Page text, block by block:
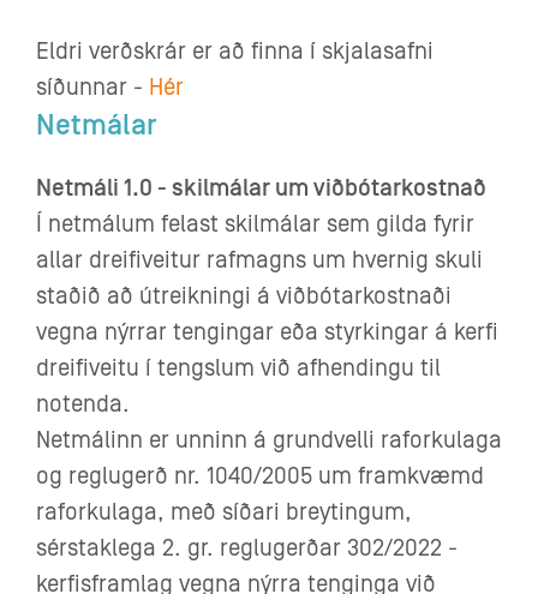
Eldri verðskrár er að finna í skjalasafni
síðunnar - Hér
Netmálar
Netmáli 1.0 - skilmálar um viðbótarkostnað
Í netmálum felast skilmálar sem gilda fyrir
allar dreifiveitur rafmagns um hvernig skuli
staðið að útreikningi á viðbótarkostnaði
vegna nýrrar tengingar eða styrkingar á kerfi
dreifiveitu í tengslum við afhendingu til
notenda.
Netmálinn er unninn á grundvelli raforkulaga
og reglugerð nr. 1040/2005 um framkvæmd
raforkulaga, með síðari breytingum,
sérstaklega 2. gr. reglugerðar 302/2022 -
kerfisframlag vegna nýrra tenginga við